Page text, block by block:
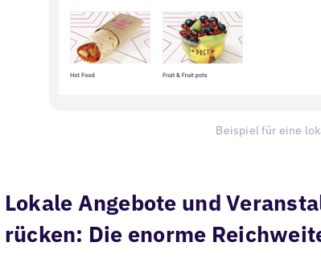
Beispiel für eine
Lokale Angebote und
rücken: Die enorme